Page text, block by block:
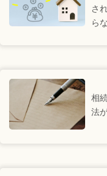
さ
ら
相
法